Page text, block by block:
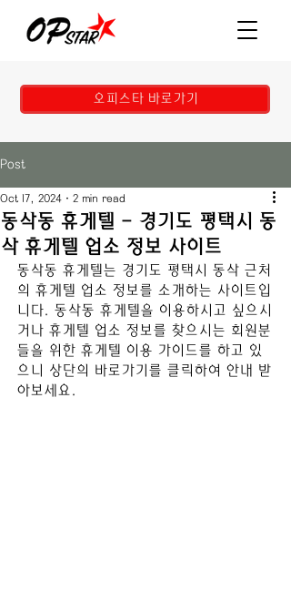
오피스타 바로가기
Post
동삭동 휴게텔 - 경기도 평택시 동
삭 휴게텔 업소 정보 사이트
Oct 17, 2024 2 min read
동삭동 휴게텔는 경기도 평택시 동삭 근처
의 휴게텔 업소 정보를 소개하는 사이트입
니다. 동삭동 휴게텔을 이용하시고 싶으시
거나 휴게텔 업소 정보를 찾으시는 회원분
들을 위한 휴게텔 이용 가이드를 하고 있
으니 상단의 바로가기를 클릭하여 안내 받
아보세요.